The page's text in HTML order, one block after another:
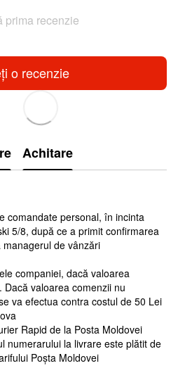
prima recenzie
o recenzie
Achitare
comandate personal, în incinta
5/8, după ce a primit confirmarea
de vânzări
companiei, dacă valoarea
valoarea comenzii nu
va efectua contra costul de 50 Lei
Rapid de la Posta Moldovei
numerarului la livrare este plătit de
Poșta Moldovei